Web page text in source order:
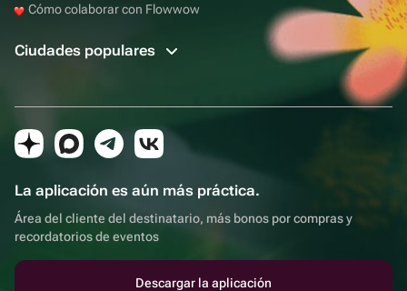
Cómo colaborar con Flowwow
Ciudades populares
La aplicación es aún más práctica.
Área del cliente del destinatario, más bonos por compras y
recordatorios de eventos
Descargar la aplicación